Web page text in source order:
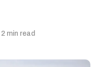
2 min read